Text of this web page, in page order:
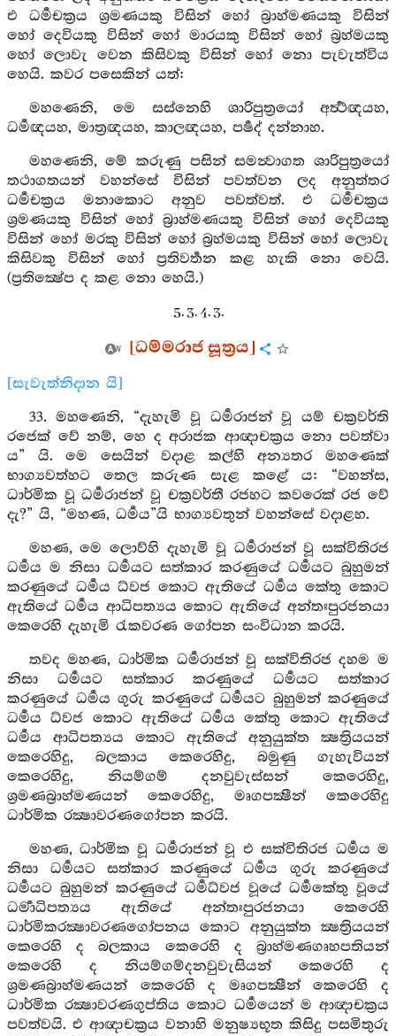
එ ධර්‍මචක්‍රය ශ්‍රමණයකු විසින් හෝ බ්‍රාහ්මණයකු විසින්
හෝ දෙවියකු විසින් හෝ මාරයකු විසින් හෝ බ්‍රහ්මයකු
හෝ ලොවැ වෙන කිසිවකු විසින් හෝ නො පැවැත්විය
හෙයි. කවර පසෙකින් යත්:
මහණෙනි, මෙ සස්නෙහි ශාරිපුත්‍රයෝ අර්‍ත්‍ථඥයහ,
ධර්‍මඥයහ, මාත්‍රඥයහ, කාලඥයහ, පර්‍ෂද්‍ දන්නාහ.
මහණෙනි, මේ කරුණු පසින් සමන්‍වාගත ශාරිපුත්‍රයෝ
තථාගතයන් වහන්සේ විසින් පවත්වන ලද අනුත්තර
ධර්‍මචක්‍රය මනාකොට අනුව පවත්වත්. එ ධර්‍මචක්‍රය
ශ්‍රමණයකු විසින් හෝ බ්‍රාහ්මණයකු විසින් හෝ දෙවියකු
විසින් හෝ මරකු විසින් හෝ බ්‍රහ්මයකු විසින් හෝ ලොවැ
කිසිවකු විසින් හෝ ප්‍රතිවර්‍තන කළ හැකි නො වෙයි.
(ප්‍රතික්‍ෂේප ද කළ නො හෙයි.)
5. 3. 4. 3.
[ධම්මරාජ සූත්‍රය]
[සැවැත්නිදාන යි]
33. මහණෙනි, “දැහැමි වූ ධර්‍මරාජන් වූ යම් චක්‍රවර්ති
රජෙක් වේ නම්, හෙ ද අරාජක ආඥාචක්‍රය නො පවත්වා
ය” යි. මෙ සෙයින් වදාළ කල්හි අන්‍යතර මහණෙක්
භාග්‍යවත්හට තෙල කරුණ සැළ කළේ ය: “වහන්ස,
ධාර්මික වූ ධර්‍මරාජන් වූ චක්‍රවර්තී රජහට කවරෙක් රජ වේ
දැ?” යි, “මහණ, ධර්‍මය”යි භාග්‍යවතුන් වහන්සේ වදාළහ.
මහණ, මෙ ලොව්හි දැහැමි වූ ධර්‍මරාජන් වූ සක්විතිරජ
ධර්‍මය ම නිසා ධර්‍මයට සත්කාර කරණුයේ ධර්‍මයට බුහුමන්
කරණුයේ ධර්‍මය ධ්වජ කොට ඇතියේ ධර්‍මය කේතු කොට
ඇතියේ ධර්‍මය ආධිපත්‍යය කොට ඇතියේ අන්තඃපුරජනයා
කෙරෙහි දැහැමි රැකවරණ ගෝපන සංවිධාන කරයි.
තවද මහණ, ධාර්මික ධර්‍මරාජන් වූ සක්විතිරජ දහම ම
නිසා ධර්‍මයට සත්කාර කරණුයේ ධර්‍මයට සත්කාර
කරණුයේ ධර්‍මය ගුරු කරණුයේ ධර්‍මයට බුහුමන් කරණුයේ
ධර්‍මය ධ්වජ කොට ඇතියේ ධර්‍මය කේතු කොට ඇතියේ
ධර්‍මය ආධිපත්‍යය කොට ඇතියේ අනුයුක්ත ක්‍ෂත්‍රියයන්
කෙරෙහිදු, බලකාය කෙරෙහිදු, බමුණු ගැහැවියන්
කෙරෙහිදු, නියම්ගම් දනවුවැස්සන් කෙරෙහිදු,
ශ්‍රමණබ්‍රාහ්මණයන් කෙරෙහිදු, මෘගපක්‍ෂීන් කෙරෙහිදු
ධාර්මික රක්‍ෂාවරණගෝපන කරයි.
මහණ, ධාර්මික වූ ධර්‍මරාජන් වූ එ සක්විතිරජ ධර්‍මය ම
නිසා ධර්‍මයට සත්කාර කරණුයේ ධර්‍මය ගුරු කරණුයේ
ධර්‍මයට බුහුමන් කරණුයේ ධර්‍මධ්වජ වූයේ ධර්‍මකේතු වූයේ
ධර්‍මාධිපත්‍යය ඇතියේ අන්තඃපුරජනයා කෙරෙහි
ධාර්මිකරක්‍ෂාවරණගෝපනය කොට අනුයුක්ත ක්‍ෂත්‍රියයන්
කෙරෙහි ද බලකාය කෙරෙහි ද බ්‍රාහ්මණගෘහපතියන්
කෙරෙහි ද නියම්ගම්දනවුවැසියන් කෙරෙහි ද
ශ්‍රමණබ්‍රාහ්මණයන් කෙරෙහි ද මෘගපක්‍ෂීන් කෙරෙහි ද
ධාර්මික රක්‍ෂාවරණගුප්තිය කොට ධර්‍මයෙන් ම ආඥාචක්‍රය
පවත්වයි. එ ආඥාචක්‍රය වනාහි මනුෂ්‍යභූත කිසිදු පසමිතුරු